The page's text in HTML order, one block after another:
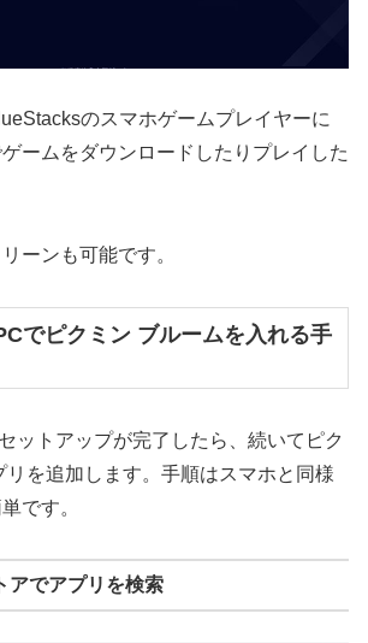
のスマホゲームプレイヤーに
ームをダウンロードしたりプレイした
ーンも可能です。
でピクミン ブルームを入れる手
ットアップが完了したら、続いてピク
リを追加します。手順はスマホと同様
です。
でアプリを検索